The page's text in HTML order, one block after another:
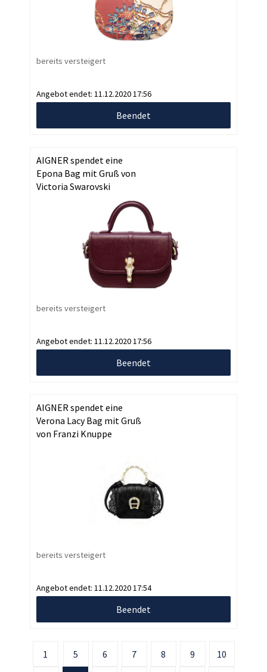
bereits versteigert
Angebot endet: 11.12.2020 17:56
Beendet
AIGNER spendet eine
Epona Bag mit Gruß von
Victoria Swarovski
bereits versteigert
Angebot endet: 11.12.2020 17:56
Beendet
AIGNER spendet eine
Verona Lacy Bag mit Gruß
von Franzi Knuppe
bereits versteigert
Angebot endet: 11.12.2020 17:54
Beendet
1 5 6 7 8 9 10